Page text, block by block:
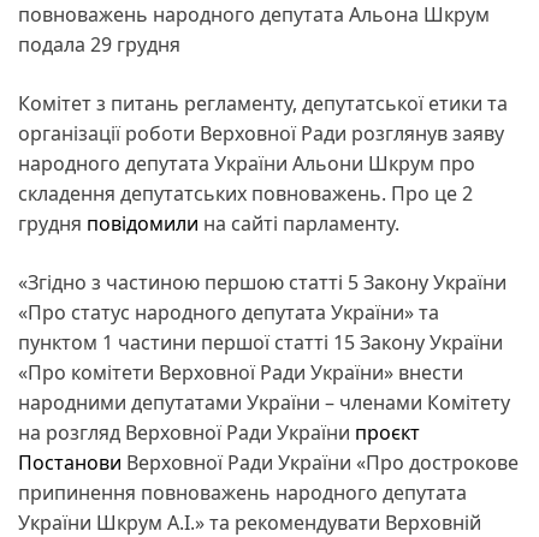
повноважень народного депутата Альона Шкрум
подала 29 грудня
Комітет з питань регламенту, депутатської етики та
організації роботи Верховної Ради розглянув заяву
народного депутата України Альони Шкрум про
складення депутатських повноважень. Про це 2
грудня повідомили на сайті парламенту.
«Згідно з частиною першою статті 5 Закону України
«Про статус народного депутата України» та
пунктом 1 частини першої статті 15 Закону України
«Про комітети Верховної Ради України» внести
народними депутатами України – членами Комітету
на розгляд Верховної Ради України проєкт
Постанови Верховної Ради України «Про дострокове
припинення повноважень народного депутата
України Шкрум А.І.» та рекомендувати Верховній